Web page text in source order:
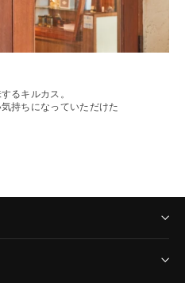
るキルカス。
持ちになっていただけた